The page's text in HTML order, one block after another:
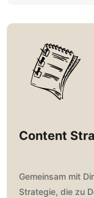
Content
Gemeinsam mit
Strategie, die zu